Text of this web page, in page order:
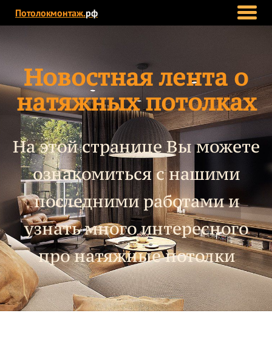
Потолокмонтаж.рф
Новостная лента о
натяжных потолках
На этой странице Вы можете
ознакомиться с нашими
последними работами и
узнать много интересного
про натяжные потолки